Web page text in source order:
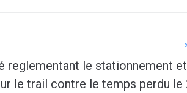
reglementant le stationnement
le trail contre le temps perdu le